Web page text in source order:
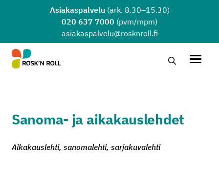
Siirry sisältöönAsiakaspalvelu(ark. 8.30–15.30)
020 637 7000 (pvm/mpm)
asiakaspalvelu@rosknroll.fi
Hae…Avaa
Sanoma- ja aikakauslehdet
Aikakauslehti, sanomalehti, sarjakuvalehti